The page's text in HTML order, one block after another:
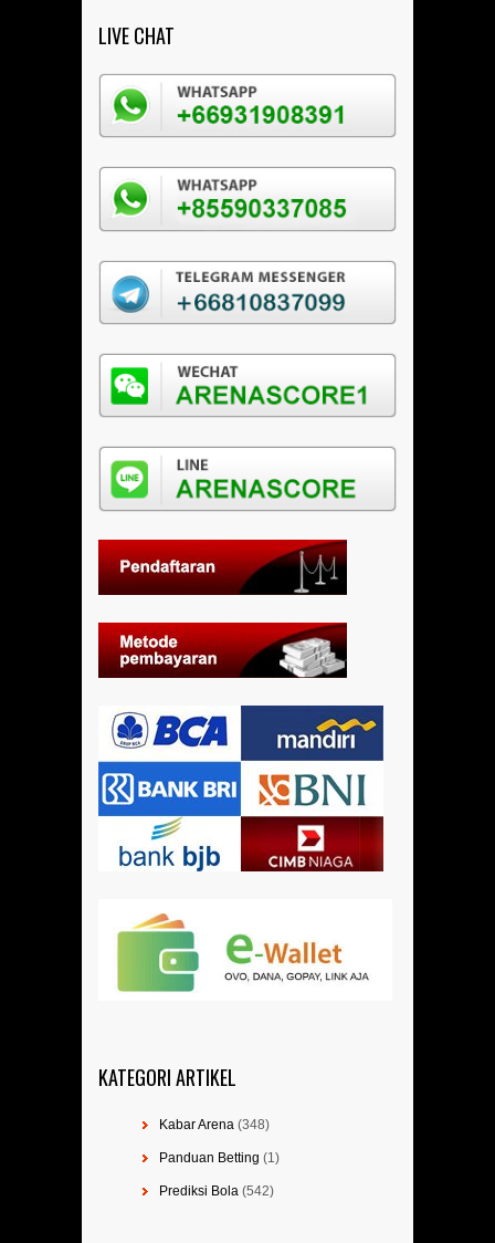
LIVE CHAT
KATEGORI ARTIKEL
Kabar Arena (348)
Panduan Betting (1)
Prediksi Bola (542)